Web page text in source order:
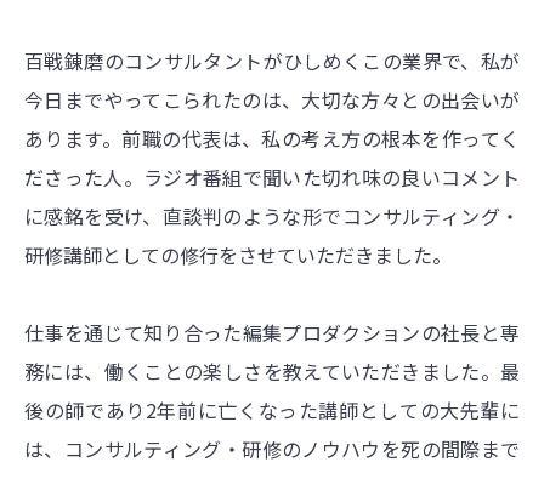
百戦錬磨のコンサルタントがひしめくこの業界で、私が
今日までやってこられたのは、大切な方々との出会いが
あります。前職の代表は、私の考え方の根本を作ってく
ださった人。ラジオ番組で聞いた切れ味の良いコメント
に感銘を受け、直談判のような形でコンサルティング・
研修講師としての修行をさせていただきました。
仕事を通じて知り合った編集プロダクションの社長と専
務には、働くことの楽しさを教えていただきました。最
後の師であり2年前に亡くなった講師としての大先輩に
は、コンサルティング・研修のノウハウを死の間際まで